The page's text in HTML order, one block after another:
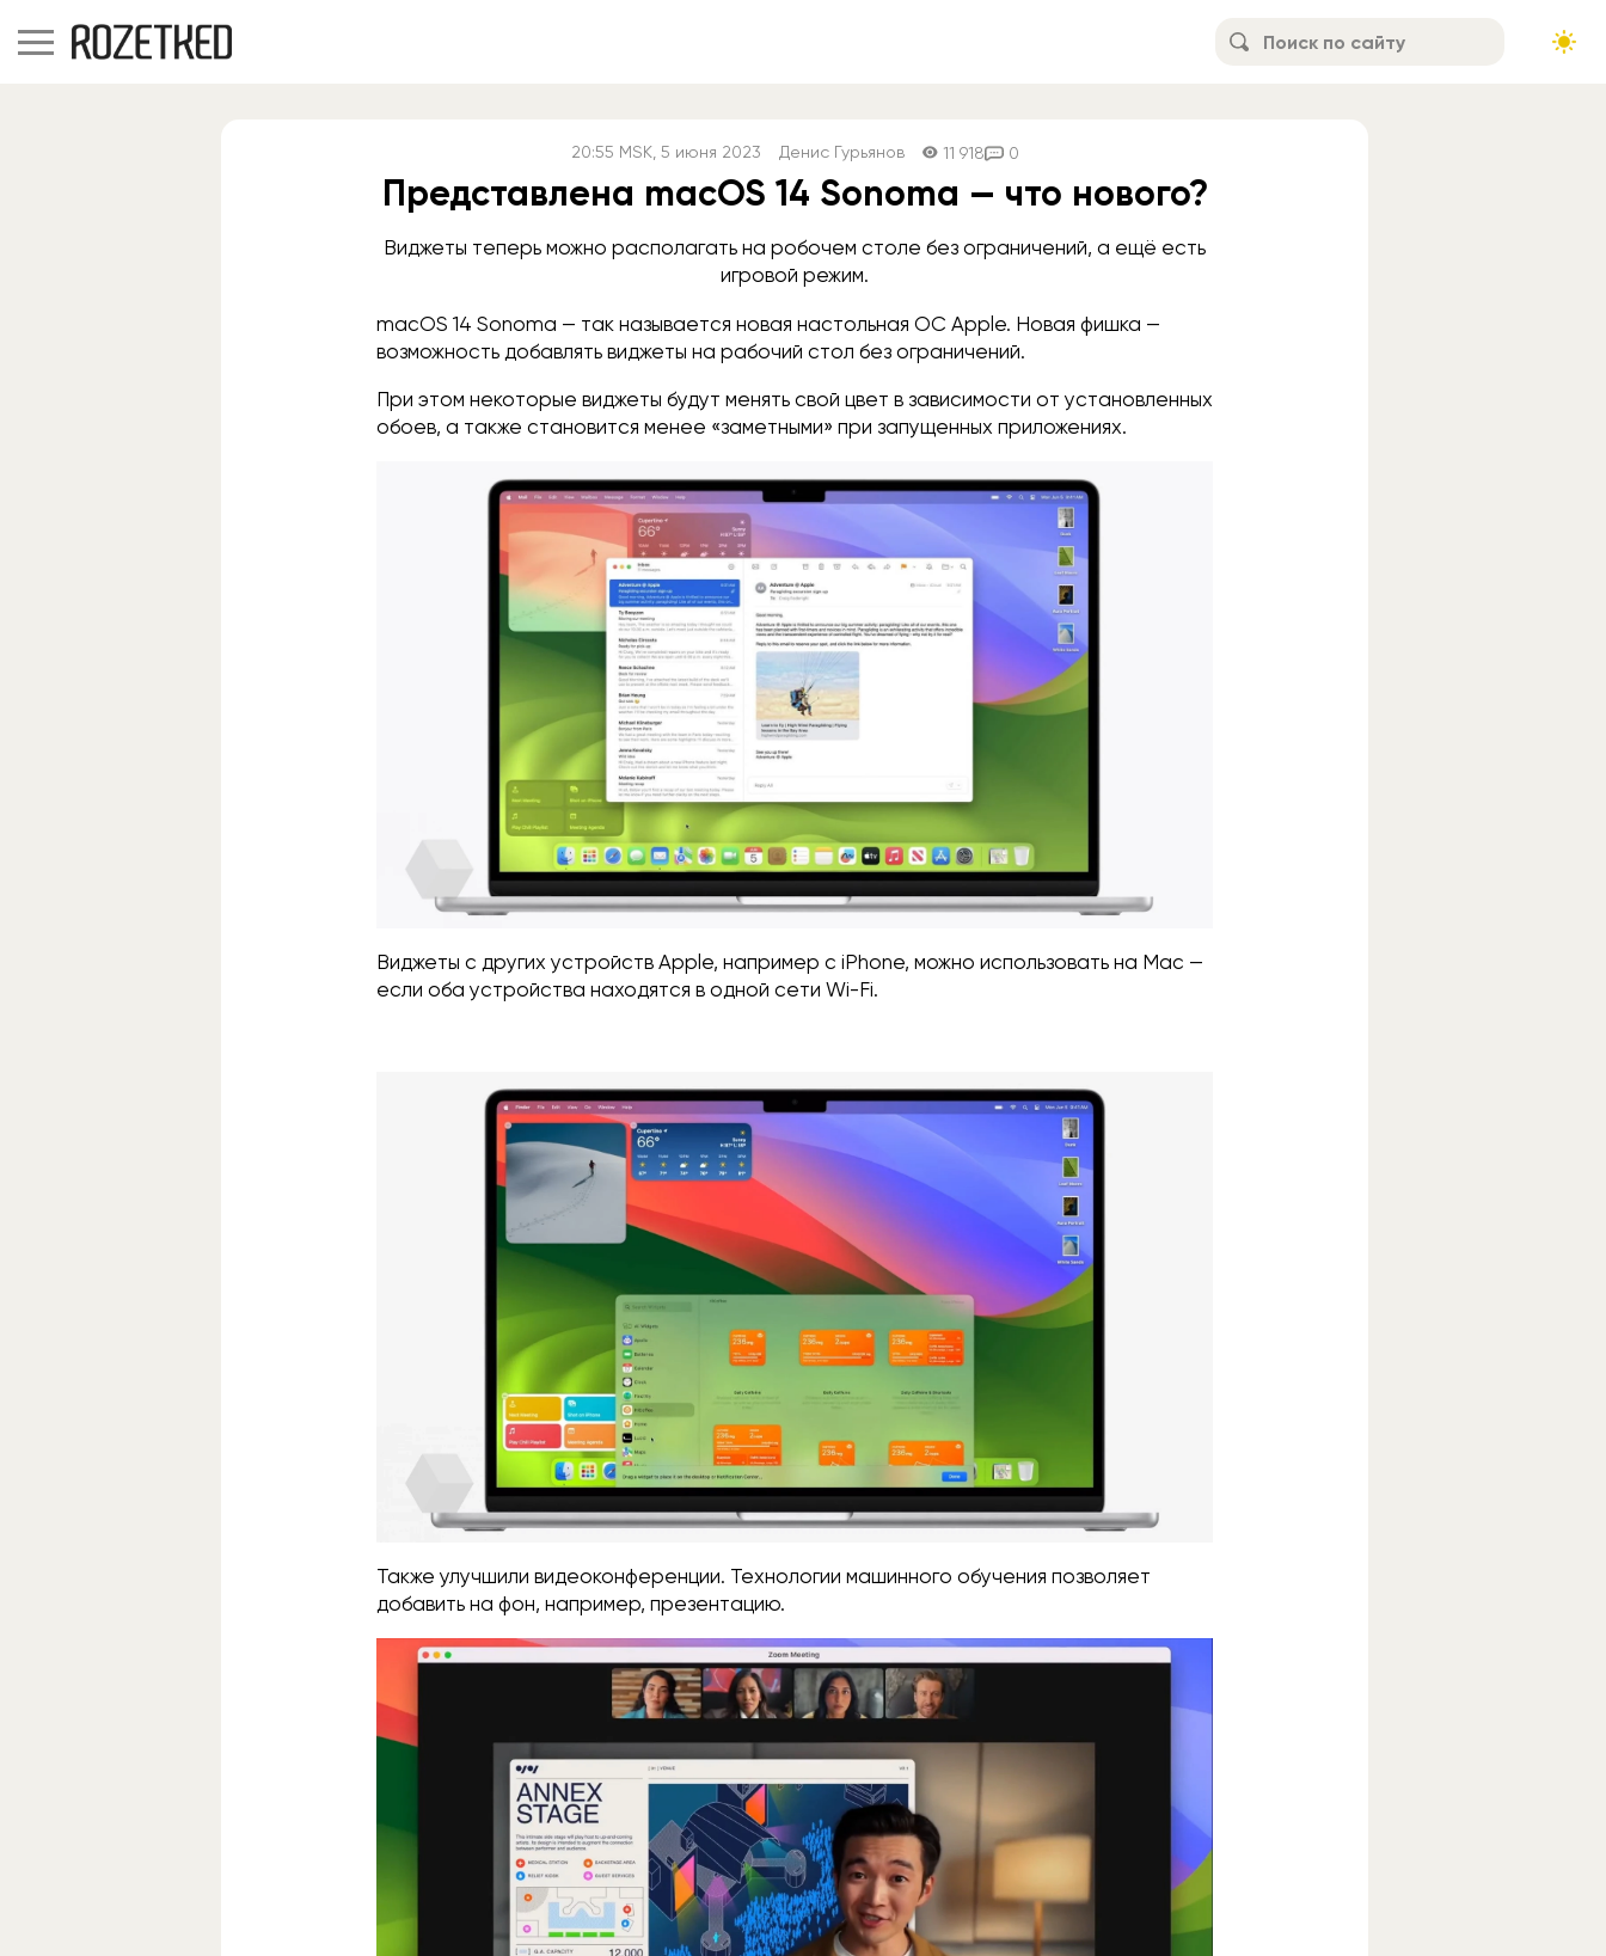
20:55 MSK, 5 июня 2023 Денис Гурьянов 11 918 0
Представлена macOS 14 Sonoma — что нового?
Виджеты теперь можно располагать на робочем столе без ограничений, а ещё есть
игровой режим.
macOS 14 Sonoma — так называется новая настольная OC Apple. Новая фишка —
возможность добавлять виджеты на рабочий стол без ограничений.
При этом некоторые виджеты будут менять свой цвет в зависимости от установленных
обоев, а также становится менее «заметными» при запущенных приложениях.
Виджеты с других устройств Apple, например с iPhone, можно использовать на Mac —
если оба устройства находятся в одной сети Wi-Fi.
Также улучшили видеоконференции. Технологии машинного обучения позволяет
добавить на фон, например, презентацию.